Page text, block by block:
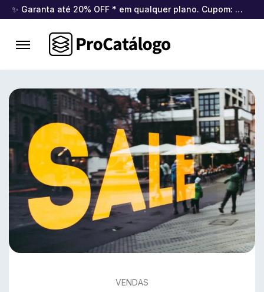
✨ Garanta até 20% OFF * em qualquer plano. Cupom:
VENDAS